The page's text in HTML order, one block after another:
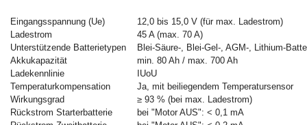
Eingangsspannung (Ue)
12,0 bis 15,0 V (für max. Ladestrom)
Ladestrom
45 A (max. 70 A)
Unterstützende Batterietypen
Blei-Säure-, Blei-Gel-, AGM-, Lithium-
Akkukapazität
min. 80 Ah / max. 700 Ah
Ladekennlinie
IUoU
Temperaturkompensation
Ja, mit beiliegendem Temperatursensor
Wirkungsgrad
≥ 93 % (bei max. Ladestrom)
Rückstrom Starterbatterie
bei "Motor AUS": < 0,1 mA